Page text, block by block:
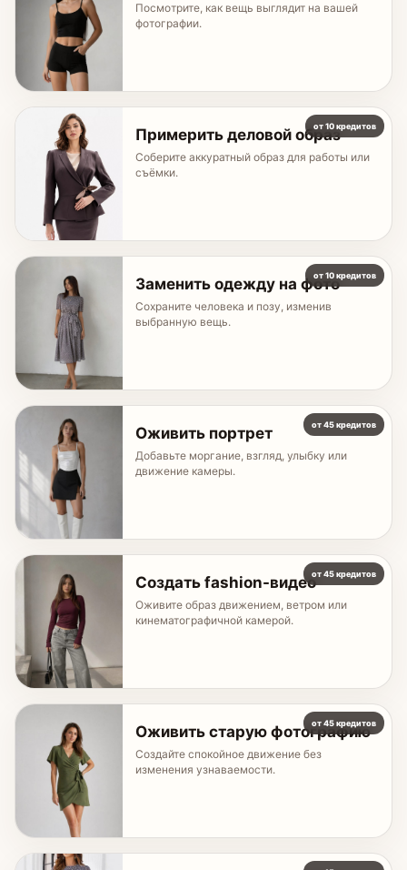
Посмотрите, как вещь выглядит на вашей
фотографии.
от 10 кредитов
Примерить деловой образ
Соберите аккуратный образ для работы или
съёмки.
от 10 кредитов
Заменить одежду на фото
Сохраните человека и позу, изменив
выбранную вещь.
от 45 кредитов
Оживить портрет
Добавьте моргание, взгляд, улыбку или
движение камеры.
от 45 кредитов
Создать fashion-видео
Оживите образ движением, ветром или
кинематографичной камерой.
от 45 кредитов
Оживить старую фотографию
Создайте спокойное движение без
изменения узнаваемости.